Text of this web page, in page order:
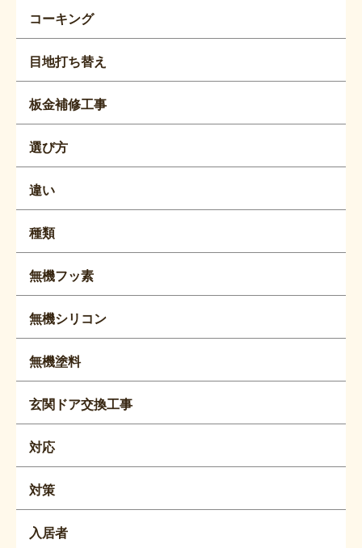
コーキング
目地打ち替え
板金補修工事
選び方
違い
種類
無機フッ素
無機シリコン
無機塗料
玄関ドア交換工事
対応
対策
入居者